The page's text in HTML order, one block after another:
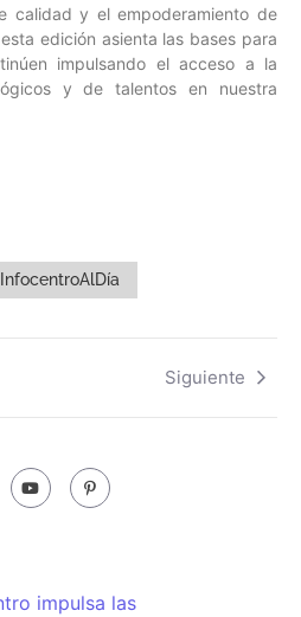
calidad y el empoderamiento de
edición asienta las bases para
impulsando el acceso a la
y de talentos en nuestra
Siguiente
impulsa las